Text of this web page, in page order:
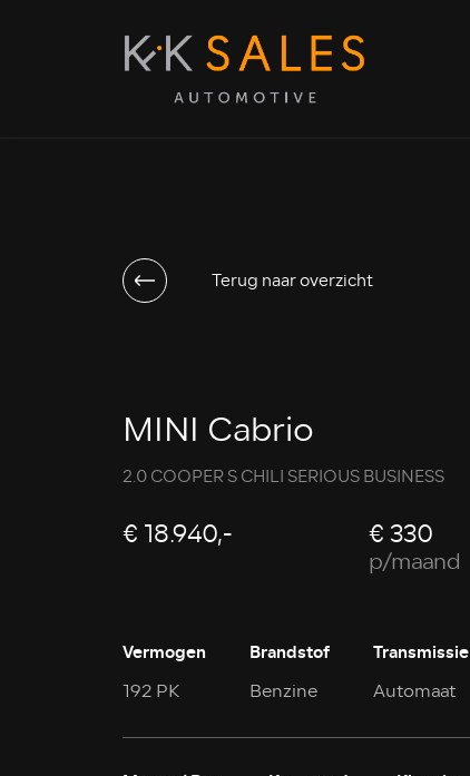
Terug naar overzicht
MINI Cabrio
2.0 COOPER S CHILI SERIOUS BUSINESS
€ 18.940,- € 330
p/maand
Vermogen
192 PK
Brandstof
Benzine
Transmissie
Automaat